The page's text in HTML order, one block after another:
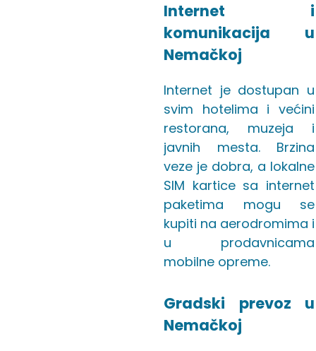
Internet i
komunikacija u
Nemačkoj
Internet je dostupan u
svim hotelima i većini
restorana, muzeja i
javnih mesta. Brzina
veze je dobra, a lokalne
SIM kartice sa internet
paketima mogu se
kupiti na aerodromima i
u prodavnicama
mobilne opreme.
Gradski prevoz u
Nemačkoj